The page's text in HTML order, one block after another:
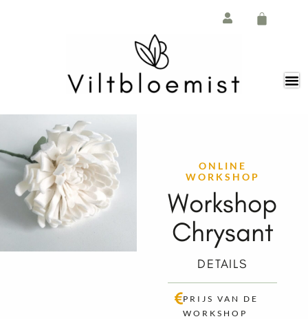
ONLINE
WORKSHOP
Workshop
Chrysant
DETAILS
PRIJS VAN DE
WORKSHOP